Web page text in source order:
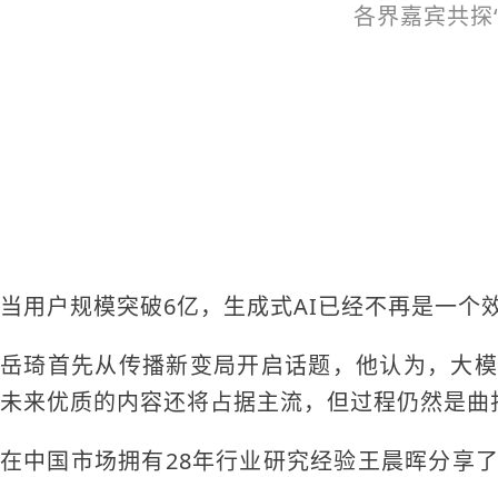
各界嘉宾共
当用户规模突破6亿，生成式AI已经不再是一
岳琦首先从传播新变局开启话题，他认为，大
未来优质的内容还将占据主流，但过程仍然是
在中国市场拥有28年行业研究经验王晨晖分享